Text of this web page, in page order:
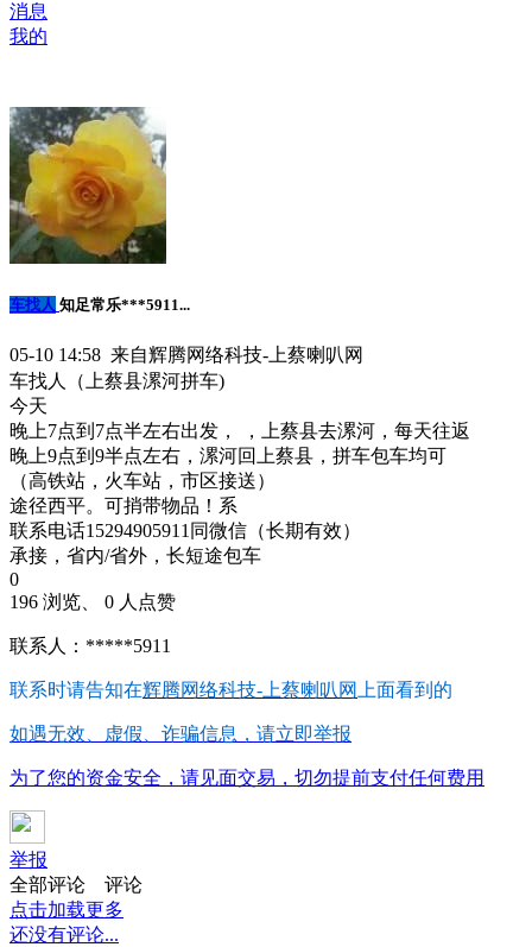
消息
我的
车找人 知足常乐***5911...
05-10 14:58 来自辉腾网络科技-上蔡喇叭网
车找人（上蔡县漯河拼车)
今天
晚上7点到7点半左右出发， ，上蔡县去漯河，每天往返
晚上9点到9半点左右，漯河回上蔡县，拼车包车均可
（高铁站，火车站，市区接送）
途径西平。可捎带物品！系
联系电话15294905911同微信（长期有效）
承接，省内/省外，长短途包车
0
196 浏览、 0 人点赞
联系人：*****5911
联系时请告知在辉腾网络科技-上蔡喇叭网 上面看到的
如遇无效、虚假、诈骗信息，请立即举报
为了您的资金安全，请见面交易，切勿提前支付任何费用
举报
全部评论
评论
点击加载更多
还没有评论...